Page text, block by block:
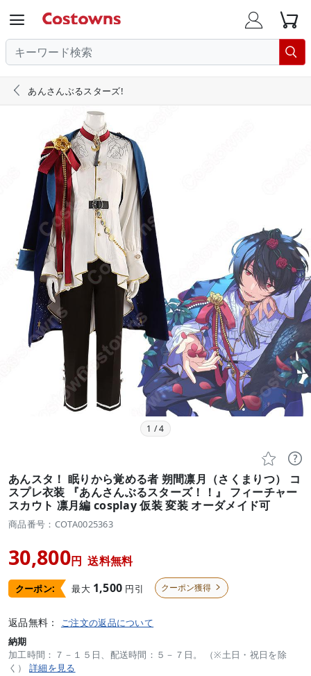
  

 あんさんぶるスターズ!
1 /4
 
あんスタ！ 眠りから覚める者 朔間凛月（さくまりつ） コ
スプレ衣装 『あんさんぶるスターズ！！』 フィーチャー
スカウト 凛月編 cosplay 仮装 変装 オーダメイド可
商品番号：COTA0025363
30,800円 送料無料
クーポン: 最大 1,500 円引 クーポン獲得 
返品無料： ご注文の返品について
納期
加工時間：７－１５日、配送時間：５－７日。 （※土日・祝日を除
く） 詳細を見る